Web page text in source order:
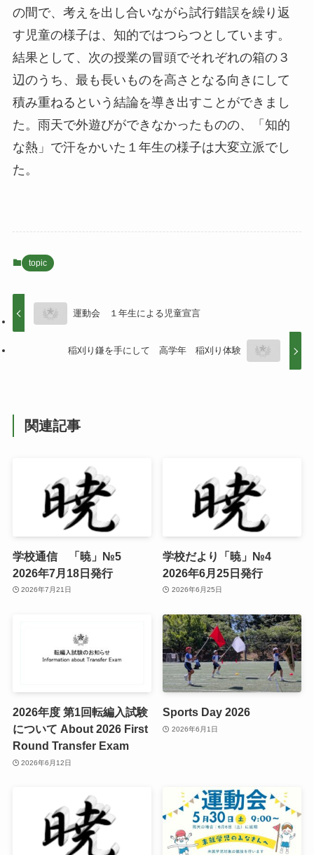
の間で、考えを出し合いながら試行錯誤を繰り返
す児童の様子は、知的ではつらつとしています。
結果として、次の授業の冒頭でそれぞれの箱の３
辺のうち、最も長いものを高さとなる向きにして
積み重ねるという結論を導き出すことができまし
た。雨天で外遊びができなかったものの、「知的
な熱」で汗をかいた１年生の様子は大変立派でし
た。
topic
運動会 １年生による児童宣言
稲刈り鎌を手にして 高学年 稲刈り体験
関連記事
学校通信 「暁」№5
2026年7月18日発行
2026年7月21日
学校だより「暁」№4
2026年6月25日発行
2026年6月25日
2026年度 第1回転編入試験
について About 2026 First
Round Transfer Exam
2026年6月12日
Sports Day 2026
2026年6月1日